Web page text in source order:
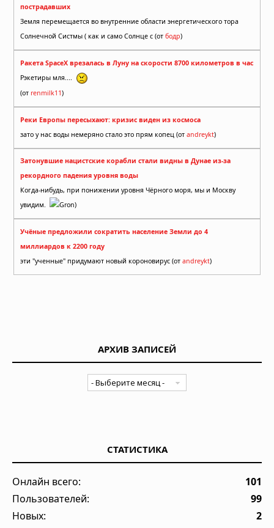
пострадавших
Земля перемещается во внутренние области энергетического тора
Солнечной Систмы ( как и само Солнце с (от бодр)
Ракета SpaceX врезалась в Луну на скорости 8700 километров в час
Рэкетиры мля....
(от renmilk11)
Реки Европы пересыхают: кризис виден из космоса
зато у нас воды немеряно стало это прям копец (от andreykt)
Затонувшие нацистские корабли стали видны в Дунае из-за
рекордного падения уровня воды
Когда-нибудь, при понижении уровня Чёрного моря, мы и Москву
увидим.
Gron)
Учёные предложили сократить население Земли до 4
миллиардов к 2200 году
эти "ученные" придумают новый короновирус (от andreykt)
АРХИВ ЗАПИСЕЙ
СТАТИСТИКА
Онлайн всего:
101
Пользователей:
99
Новых:
2